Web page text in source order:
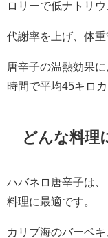
ロリーで低ナトリウ
代謝率を上げ、体重
唐辛子の温熱効果
時間で平均45キロ
どんな料理
ハバネロ唐辛子は
料理に最適です。
カリブ海のバーベ